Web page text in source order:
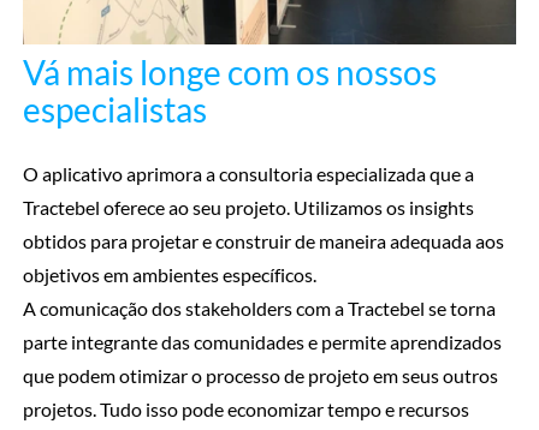
Vá mais longe com os nossos
especialistas
O aplicativo aprimora a consultoria especializada que a
Tractebel oferece ao seu projeto. Utilizamos os insights
obtidos para projetar e construir de maneira adequada aos
objetivos em ambientes específicos.
A comunicação dos stakeholders com a Tractebel se torna
parte integrante das comunidades e permite aprendizados
que podem otimizar o processo de projeto em seus outros
projetos. Tudo isso pode economizar tempo e recursos